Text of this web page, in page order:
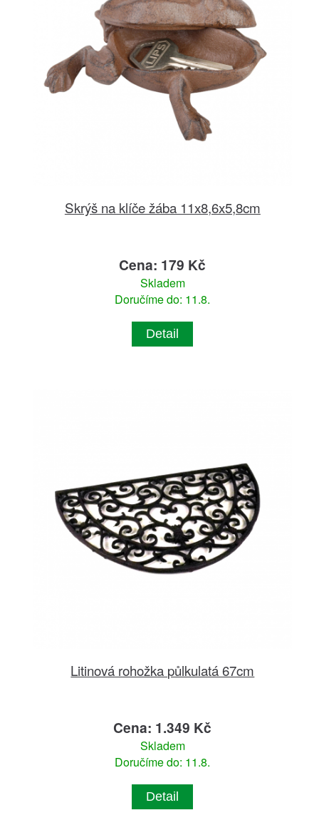
Skrýš na klíče žába 11x8,6x5,8cm
Cena: 179 Kč
Skladem
Doručíme do: 11.8.
Detail
Litinová rohožka půlkulatá 67cm
Cena: 1.349 Kč
Skladem
Doručíme do: 11.8.
Detail